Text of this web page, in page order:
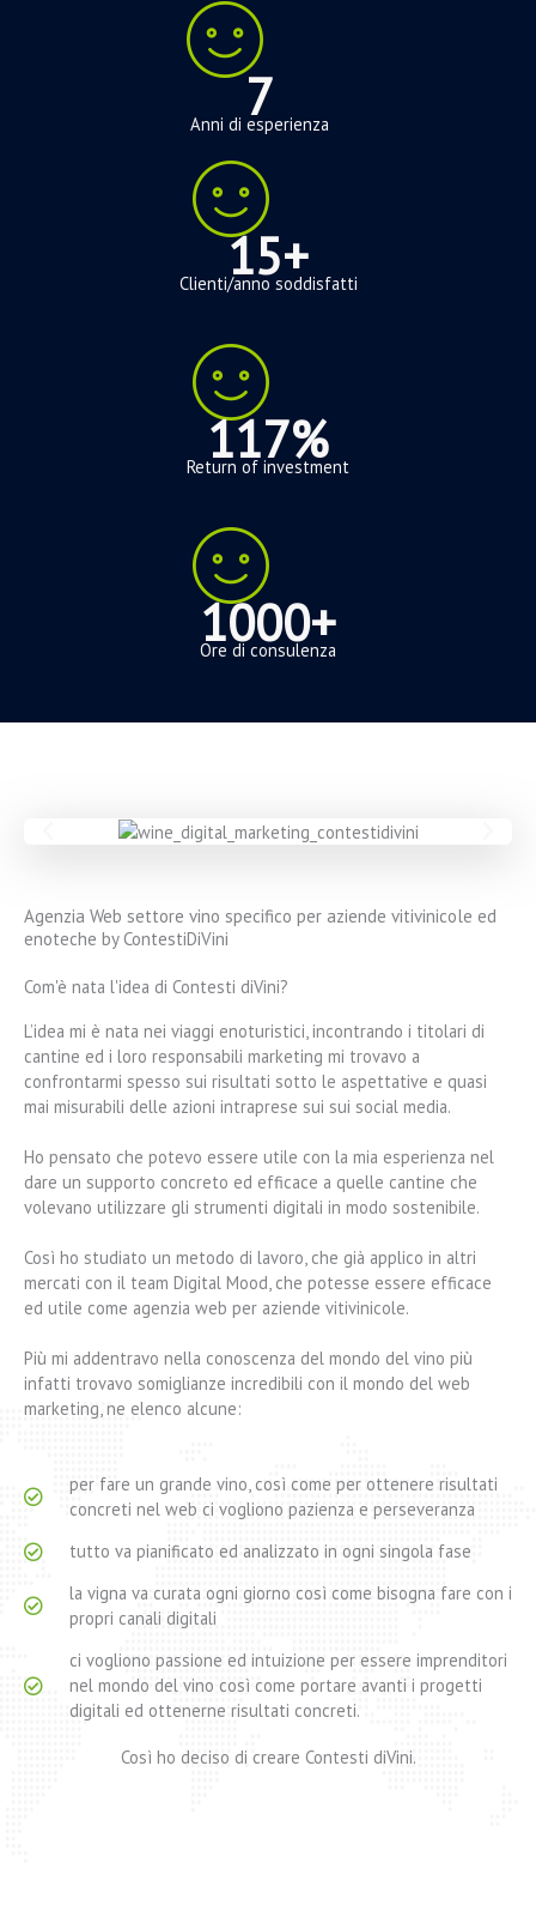
7
Anni di esperienza
15+
Clienti/anno soddisfatti
117%
Return of investment
1000+
Ore di consulenza
Agenzia Web settore vino specifico per aziende vitivinicole ed
enoteche by ContestiDiVini
Com'è nata l'idea di Contesti diVini?
L’idea mi è nata nei viaggi enoturistici, incontrando i titolari di
cantine ed i loro responsabili marketing mi trovavo a
confrontarmi spesso sui risultati sotto le aspettative e quasi
mai misurabili delle azioni intraprese sui sui social media.
Ho pensato che potevo essere utile con la mia esperienza nel
dare un supporto concreto ed efficace a quelle cantine che
volevano utilizzare gli strumenti digitali in modo sostenibile.
Così ho studiato un metodo di lavoro, che già applico in altri
mercati con il team Digital Mood, che potesse essere efficace
ed utile come agenzia web per aziende vitivinicole.
Più mi addentravo nella conoscenza del mondo del vino più
infatti trovavo somiglianze incredibili con il mondo del web
marketing, ne elenco alcune:
per fare un grande vino, così come per ottenere risultati
concreti nel web ci vogliono pazienza e perseveranza
tutto va pianificato ed analizzato in ogni singola fase
la vigna va curata ogni giorno così come bisogna fare con i
propri canali digitali
ci vogliono passione ed intuizione per essere imprenditori
nel mondo del vino così come portare avanti i progetti
digitali ed ottenerne risultati concreti.
Così ho deciso di creare Contesti diVini.